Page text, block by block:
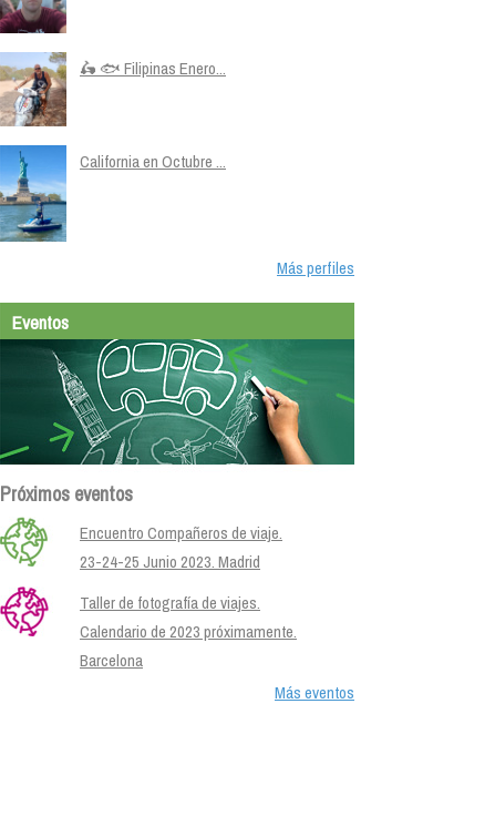
🛵 🐟 Filipinas Enero...
California en Octubre ...
Más perfiles
Eventos
Próximos eventos
Encuentro Compañeros de viaje.
23-24-25 Junio 2023. Madrid
Taller de fotografía de viajes.
Calendario de 2023 próximamente.
Barcelona
Más eventos